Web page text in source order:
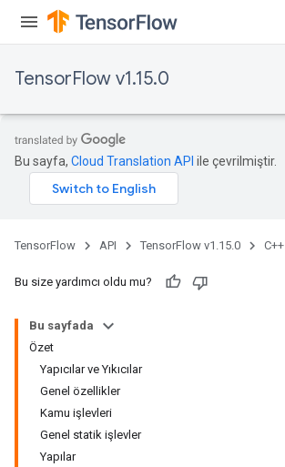
TensorFlow v1.15.0
Bu sayfa, Cloud Translation API ile çevrilmiştir.
TensorFlow API TensorFlow v1.15.0 C++
Bu size yardımcı oldu mu?
Bu sayfada
Özet
Yapıcılar ve Yıkıcılar
Genel özellikler
Kamu işlevleri
Genel statik işlevler
Yapılar